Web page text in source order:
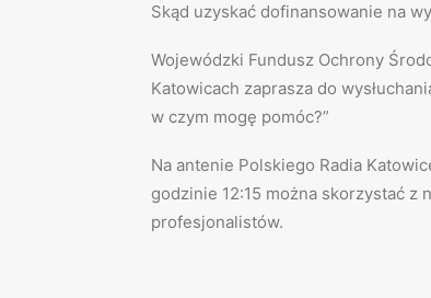
Skąd uzyskać dofinansowanie na
Wojewódzki Fundusz Ochrony
Katowicach zaprasza do
w czym mogę pomóc?”
Na antenie Polskiego Radia
godzinie 12:15 można skorzystać z
profesjonalistów.